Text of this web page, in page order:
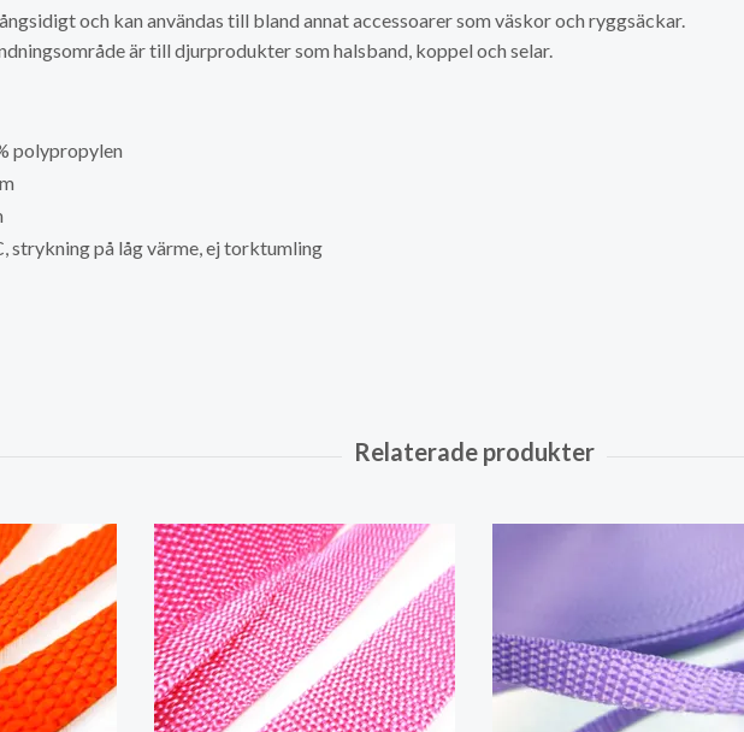
och kan användas till bland annat accessoarer som väskor och ryggsäckar.
är till djurprodukter som halsband, koppel och selar.
polypropylen
strykning på låg värme, ej torktumling